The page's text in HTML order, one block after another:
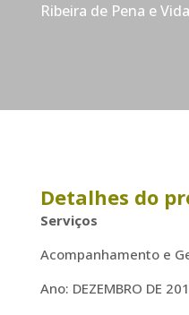
Ribeira de Pena e
Detalhes do
Serviços
Acompanhamento e
Ano: DEZEMBRO DE